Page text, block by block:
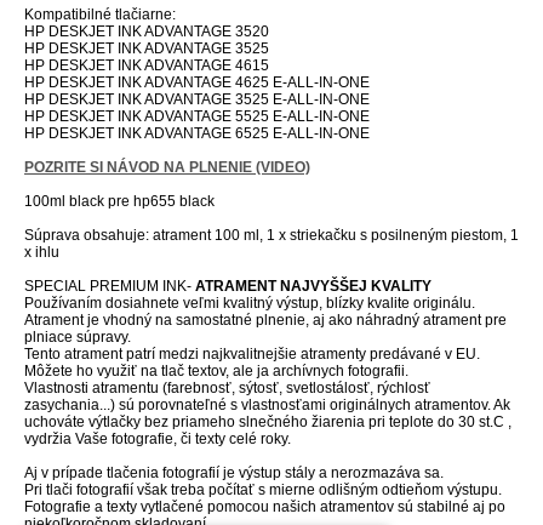
Kompatibilné tlačiarne:
HP DESKJET INK ADVANTAGE 3520
HP DESKJET INK ADVANTAGE 3525
HP DESKJET INK ADVANTAGE 4615
HP DESKJET INK ADVANTAGE 4625 E-ALL-IN-ONE
HP DESKJET INK ADVANTAGE 3525 E-ALL-IN-ONE
HP DESKJET INK ADVANTAGE 5525 E-ALL-IN-ONE
HP DESKJET INK ADVANTAGE 6525 E-ALL-IN-ONE
POZRITE SI NÁVOD NA PLNENIE (VIDEO)
100ml black pre hp655 black
Súprava obsahuje: atrament 100 ml, 1 x striekačku s posilneným piestom, 1
x ihlu
SPECIAL PREMIUM INK- ATRAMENT NAJVYŠŠEJ KVALITY
Používaním dosiahnete veľmi kvalitný výstup, blízky kvalite originálu.
Atrament je vhodný na samostatné plnenie, aj ako náhradný atrament pre
plniace súpravy.
Tento atrament patrí medzi najkvalitnejšie atramenty predávané v EU.
Môžete ho využiť na tlač textov, ale ja archívnych fotografii.
Vlastnosti atramentu (farebnosť, sýtosť, svetlostálosť, rýchlosť
zasychania...) sú porovnateľné s vlastnosťami originálnych atramentov. Ak
uchováte výtlačky bez priameho slnečného žiarenia pri teplote do 30 st.C ,
vydržia Vaše fotografie, či texty celé roky.
Aj v prípade tlačenia fotografií je výstup stály a nerozmazáva sa.
Pri tlači fotografií však treba počítať s mierne odlišným odtieňom výstupu.
Fotografie a texty vytlačené pomocou našich atramentov sú stabilné aj po